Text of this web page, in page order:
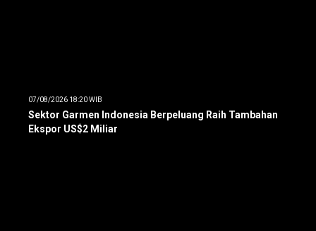
07/08/2026 18:20 WIB
Sektor Garmen Indonesia Berpeluang Raih Tambahan
Ekspor US$2 Miliar